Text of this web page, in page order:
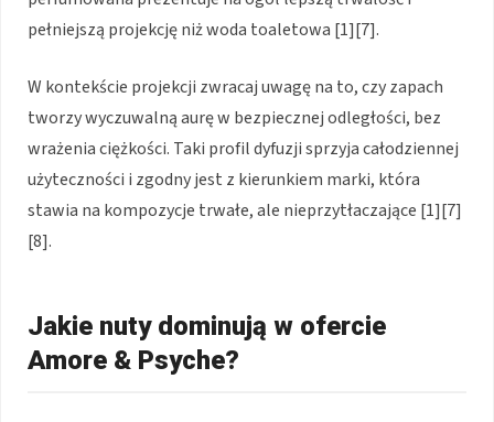
pełniejszą projekcję niż woda toaletowa [1][7].
W kontekście projekcji zwracaj uwagę na to, czy zapach
tworzy wyczuwalną aurę w bezpiecznej odległości, bez
wrażenia ciężkości. Taki profil dyfuzji sprzyja całodziennej
użyteczności i zgodny jest z kierunkiem marki, która
stawia na kompozycje trwałe, ale nieprzytłaczające [1][7]
[8].
Jakie nuty dominują w ofercie
Amore & Psyche?